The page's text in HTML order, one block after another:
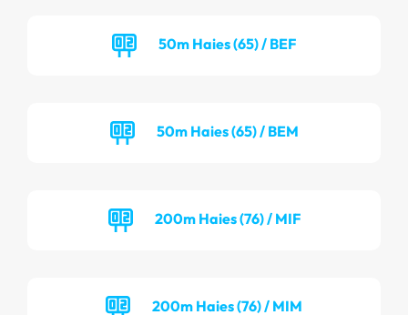
50m Haies (65) / BEF
50m Haies (65) / BEM
200m Haies (76) / MIF
200m Haies (76) / MIM